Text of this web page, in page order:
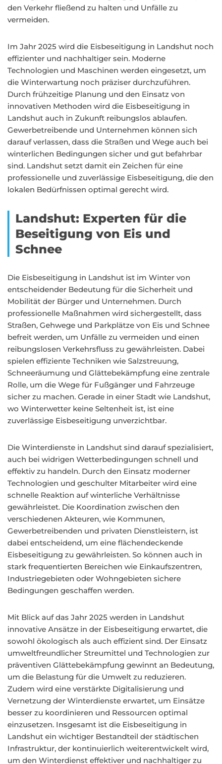
den Verkehr fließend zu halten und Unfälle zu
vermeiden.
Im Jahr 2025 wird die Eisbeseitigung in Landshut noch
effizienter und nachhaltiger sein. Moderne
Technologien und Maschinen werden eingesetzt, um
die Winterwartung noch präziser durchzuführen.
Durch frühzeitige Planung und den Einsatz von
innovativen Methoden wird die Eisbeseitigung in
Landshut auch in Zukunft reibungslos ablaufen.
Gewerbetreibende und Unternehmen können sich
darauf verlassen, dass die Straßen und Wege auch bei
winterlichen Bedingungen sicher und gut befahrbar
sind. Landshut setzt damit ein Zeichen für eine
professionelle und zuverlässige Eisbeseitigung, die den
lokalen Bedürfnissen optimal gerecht wird.
Landshut: Experten für die
Beseitigung von Eis und
Schnee
Die Eisbeseitigung in Landshut ist im Winter von
entscheidender Bedeutung für die Sicherheit und
Mobilität der Bürger und Unternehmen. Durch
professionelle Maßnahmen wird sichergestellt, dass
Straßen, Gehwege und Parkplätze von Eis und Schnee
befreit werden, um Unfälle zu vermeiden und einen
reibungslosen Verkehrsfluss zu gewährleisten. Dabei
spielen effiziente Techniken wie Salzstreuung,
Schneeräumung und Glättebekämpfung eine zentrale
Rolle, um die Wege für Fußgänger und Fahrzeuge
sicher zu machen. Gerade in einer Stadt wie Landshut,
wo Winterwetter keine Seltenheit ist, ist eine
zuverlässige Eisbeseitigung unverzichtbar.
Die Winterdienste in Landshut sind darauf spezialisiert,
auch bei widrigen Wetterbedingungen schnell und
effektiv zu handeln. Durch den Einsatz moderner
Technologien und geschulter Mitarbeiter wird eine
schnelle Reaktion auf winterliche Verhältnisse
gewährleistet. Die Koordination zwischen den
verschiedenen Akteuren, wie Kommunen,
Gewerbetreibenden und privaten Dienstleistern, ist
dabei entscheidend, um eine flächendeckende
Eisbeseitigung zu gewährleisten. So können auch in
stark frequentierten Bereichen wie Einkaufszentren,
Industriegebieten oder Wohngebieten sichere
Bedingungen geschaffen werden.
Mit Blick auf das Jahr 2025 werden in Landshut
innovative Ansätze in der Eisbeseitigung erwartet, die
sowohl ökologisch als auch effizient sind. Der Einsatz
umweltfreundlicher Streumittel und Technologien zur
präventiven Glättebekämpfung gewinnt an Bedeutung,
um die Belastung für die Umwelt zu reduzieren.
Zudem wird eine verstärkte Digitalisierung und
Vernetzung der Winterdienste erwartet, um Einsätze
besser zu koordinieren und Ressourcen optimal
einzusetzen. Insgesamt ist die Eisbeseitigung in
Landshut ein wichtiger Bestandteil der städtischen
Infrastruktur, der kontinuierlich weiterentwickelt wird,
um den Winterdienst effektiver und nachhaltiger zu